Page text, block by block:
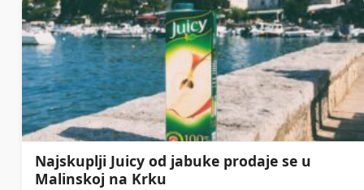
Najskuplji Juicy od jabuke prodaje se u
Malinskoj na Krku